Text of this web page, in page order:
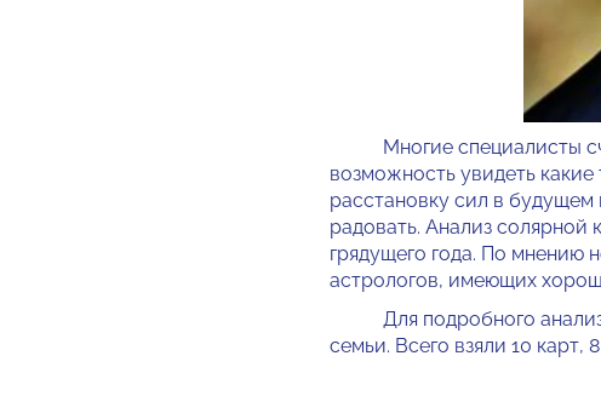
Многие специалисты
возможность увидеть какие
расстановку сил в
радовать. Анализ солярной
грядущего года. По мнению
астрологов, имеющих
Для подробного анализа
семьи. Всего взяли 10 карт,